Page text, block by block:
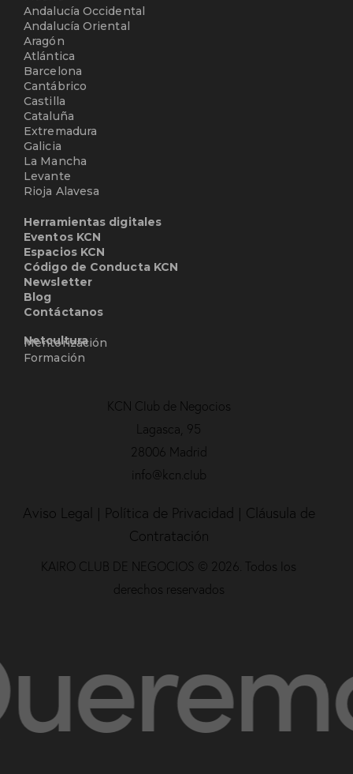
Andalucía Occidental
Andalucía Oriental
Aragón
Atlántica
Barcelona
Cantábrico
Castilla
Cataluña
Extremadura
Galicia
La Mancha
Levante
Rioja Alavesa
Herramientas digitales
Eventos KCN
Espacios KCN
Código de Conducta KCN
Newsletter
Blog
Contáctanos
Netcultura
Mentorización
Formación
KCN Club de Negocios
Lagasca, 95
28006 Madrid
info@kcn.club
Aviso Legal | Política de Privacidad | Cláusula de
Contratación
KAIRO CLUB DE NEGOCIOS © 2026. Todos los
derechos reservados